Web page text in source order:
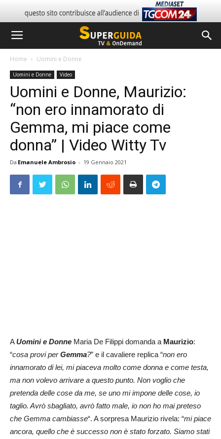
Home Uomini e Donne
Uomini e Donne Video
Uomini e Donne, Maurizio:
“non ero innamorato di
Gemma, mi piace come
donna” | Video Witty Tv
Da Emanuele Ambrosio - 19 Gennaio 2021
AUomini e Donne Maria De Filippi domanda a Maurizio:
“cosa provi perGemma?” e il cavaliere replica “non ero
innamorato di lei, mi piaceva molto come donna e come testa,
ma non volevo arrivare a questo punto. Non voglio che
pretenda delle cose da me, se uno mi impone delle cose, io
taglio. Avrò sbagliato, avrò fatto male, io non ho mai preteso
che Gemma cambiasse“. A sorpresa Maurizio rivela: “mi piace
ancora, quello che è successo non è stato forzato. Siamo stati